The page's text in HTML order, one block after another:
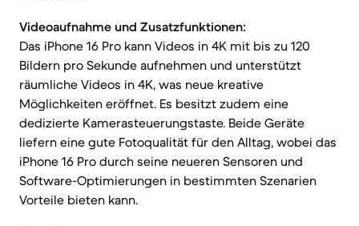
Videoaufnahme und Zusatzfunktionen:
Das iPhone 16 Pro kann Videos in 4K mit bis zu 120
Bildern pro Sekunde aufnehmen und unterstützt
räumliche Videos in 4K, was neue kreative
Möglichkeiten eröffnet. Es besitzt zudem eine
dedizierte Kamerasteuerungstaste. Beide Geräte
liefern eine gute Fotoqualität für den Alltag, wobei das
iPhone 16 Pro durch seine neueren Sensoren und
Software-Optimierungen in bestimmten Szenarien
Vorteile bieten kann.